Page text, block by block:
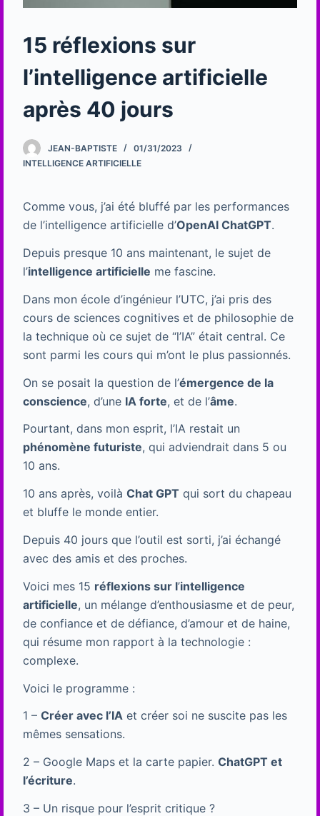
15 réflexions sur
l’intelligence artificielle
après 40 jours
JEAN-BAPTISTE
01/31/2023
INTELLIGENCE ARTIFICIELLE
Comme vous, j’ai été bluffé par les performances
de l’intelligence artificielle d’OpenAI ChatGPT.
Depuis presque 10 ans maintenant, le sujet de
l’intelligence artificielle me fascine.
Dans mon école d’ingénieur l’UTC, j’ai pris des
cours de sciences cognitives et de philosophie de
la technique où ce sujet de “l’IA” était central. Ce
sont parmi les cours qui m’ont le plus passionnés.
On se posait la question de l’émergence de la
conscience, d’une IA forte, et de l’âme.
Pourtant, dans mon esprit, l’IA restait un
phénomène futuriste, qui adviendrait dans 5 ou
10 ans.
10 ans après, voilà Chat GPT qui sort du chapeau
et bluffe le monde entier.
Depuis 40 jours que l’outil est sorti, j’ai échangé
avec des amis et des proches.
Voici mes 15 réflexions sur l’intelligence
artificielle, un mélange d’enthousiasme et de peur,
de confiance et de défiance, d’amour et de haine,
qui résume mon rapport à la technologie :
complexe.
Voici le programme :
1 – Créer avec l’IAet créer soi ne suscite pas les
mêmes sensations.
2 – Google Maps et la carte papier. ChatGPT et
l’écriture.
3 – Un risque pour l’esprit critique ?